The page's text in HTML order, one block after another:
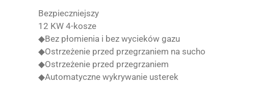
Bezpieczniejszy
12 KW 4-kosze
◆Bez płomienia i bez wycieków gazu
◆Ostrzeżenie przed przegrzaniem na sucho
◆Ostrzeżenie przed przegrzaniem
◆Automatyczne wykrywanie usterek